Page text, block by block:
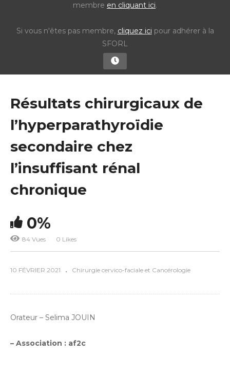
membre en cliquant ici.
Si vous n'êtes pas membre, cliquez ici pour adhérer à la
SFORL
Résultats chirurgicaux de
l’hyperparathyroïdie
secondaire chez
l’insuffisant rénal
chronique
0%
84 Vues 0 Likes
10 FÉVRIER 2021 Chirurgie cervico-faciale et Cancérologie
Orateur – Selima JOUIN
– Association : af2c